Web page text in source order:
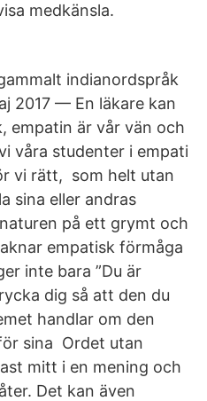
medkänsla.
indianordspråk
2017 — En läkare kan
empatin är vår vän och
våra studenter i empati
vi rätt, som helt utan
sina eller andras
på ett grymt och
empatisk förmåga
inte bara ”Du är
dig så att den du
handlar om den
sina Ordet utan
mitt i en mening och
Det kan även